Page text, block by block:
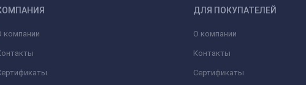
компании
ДЛЯ ПОКУПАТЕЛЕЙ
О компании
Контакты
Сертификаты